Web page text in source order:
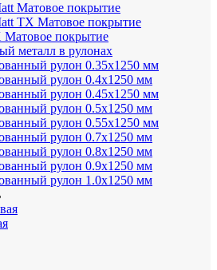
Матовое покрытие
TX Матовое покрытие
Матовое покрытие
металл в рулонах
рулон 0.35х1250 мм
рулон 0.4х1250 мм
рулон 0.45х1250 мм
рулон 0.5х1250 мм
рулон 0.55х1250 мм
рулон 0.7х1250 мм
рулон 0.8х1250 мм
рулон 0.9х1250 мм
рулон 1.0х1250 мм